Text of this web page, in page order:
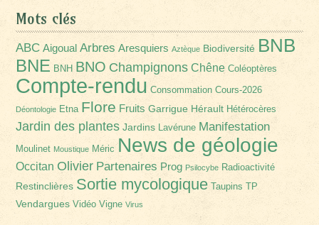
Mots clés
ABC Aigoual Arbres Aresquiers Aztèque Biodiversité BNB
BNE BNH BNO Champignons Chêne Coléoptères
Compte-rendu Consommation Cours-2026
Déontologie Etna Flore Fruits Garrigue Hérault Hétérocères
Jardin des plantes Jardins Lavérune Manifestation
Moulinet Moustique Méric News de géologie
Occitan Olivier Partenaires Prog Psilocybe Radioactivité
Restinclières Sortie mycologique Taupins TP
Vendargues Vidéo Vigne Virus